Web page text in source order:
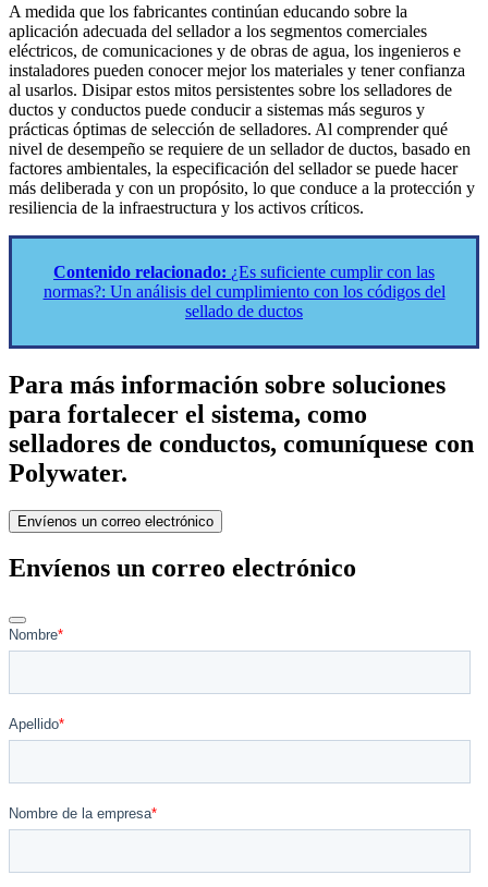
A medida que los fabricantes continúan educando sobre la
aplicación adecuada del sellador a los segmentos comerciales
eléctricos, de comunicaciones y de obras de agua, los ingenieros e
instaladores pueden conocer mejor los materiales y tener confianza
al usarlos. Disipar estos mitos persistentes sobre los selladores de
ductos y conductos puede conducir a sistemas más seguros y
prácticas óptimas de selección de selladores. Al comprender qué
nivel de desempeño se requiere de un sellador de ductos, basado en
factores ambientales, la especificación del sellador se puede hacer
más deliberada y con un propósito, lo que conduce a la protección y
resiliencia de la infraestructura y los activos críticos.
Contenido relacionado: ¿Es suficiente cumplir con las
normas?: Un análisis del cumplimiento con los códigos del
sellado de ductos
Para más información sobre soluciones
para fortalecer el sistema, como
selladores de conductos, comuníquese con
Polywater.
Envíenos un correo electrónico
Envíenos un correo electrónico